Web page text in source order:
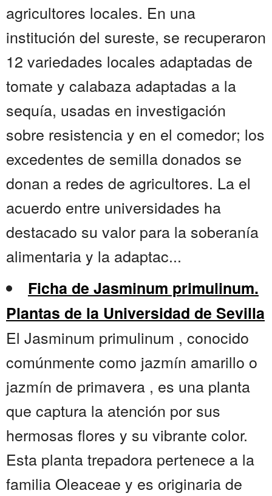
agricultores locales. En una
institución del sureste, se recuperaron
12 variedades locales adaptadas de
tomate y calabaza adaptadas a la
sequía, usadas en investigación
sobre resistencia y en el comedor; los
excedentes de semilla donados se
donan a redes de agricultores. La el
acuerdo entre universidades ha
destacado su valor para la soberanía
alimentaria y la adaptac...
Ficha de Jasminum primulinum.
Plantas de la Universidad de Sevilla
El Jasminum primulinum , conocido
comúnmente como jazmín amarillo o
jazmín de primavera , es una planta
que captura la atención por sus
hermosas flores y su vibrante color.
Esta planta trepadora pertenece a la
familia Oleaceae y es originaria de